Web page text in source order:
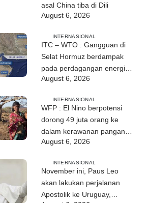
asal China tiba di Dili
August 6, 2026
INTERNASIONAL
ITC – WTO : Gangguan di
Selat Hormuz berdampak
pada perdagangan energi,
pupuk, dan industri
August 6, 2026
INTERNASIONAL
WFP : El Nino berpotensi
dorong 49 juta orang ke
dalam kerawanan pangan
akut
August 6, 2026
INTERNASIONAL
November ini, Paus Leo
akan lakukan perjalanan
Apostolik ke Uruguay,